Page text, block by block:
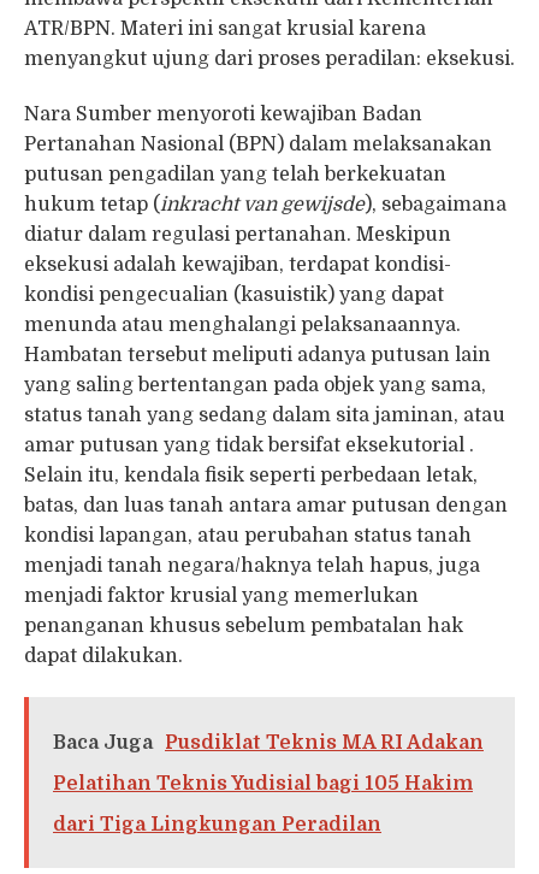
ATR/BPN. Materi ini sangat krusial karena
menyangkut ujung dari proses peradilan: eksekusi.
Nara Sumber menyoroti kewajiban Badan
Pertanahan Nasional (BPN) dalam melaksanakan
putusan pengadilan yang telah berkekuatan
hukum tetap (inkracht van gewijsde), sebagaimana
diatur dalam regulasi pertanahan. Meskipun
eksekusi adalah kewajiban, terdapat kondisi-
kondisi pengecualian (kasuistik) yang dapat
menunda atau menghalangi pelaksanaannya.
Hambatan tersebut meliputi adanya putusan lain
yang saling bertentangan pada objek yang sama,
status tanah yang sedang dalam sita jaminan, atau
amar putusan yang tidak bersifat eksekutorial .
Selain itu, kendala fisik seperti perbedaan letak,
batas, dan luas tanah antara amar putusan dengan
kondisi lapangan, atau perubahan status tanah
menjadi tanah negara/haknya telah hapus, juga
menjadi faktor krusial yang memerlukan
penanganan khusus sebelum pembatalan hak
dapat dilakukan.
Baca Juga
Pusdiklat Teknis MA RI Adakan
Pelatihan Teknis Yudisial bagi 105 Hakim
dari Tiga Lingkungan Peradilan